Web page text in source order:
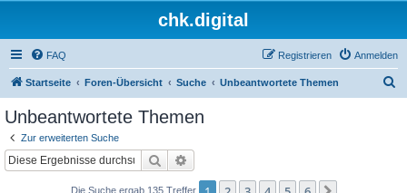
chk.digital
FAQ Anmelden
Registrieren
Startseite Foren-Übersicht Suche Unbeantwortete Themen
Unbeantwortete Themen
Zur erweiterten Suche
Suche
Die Suche ergab 135 Treffer